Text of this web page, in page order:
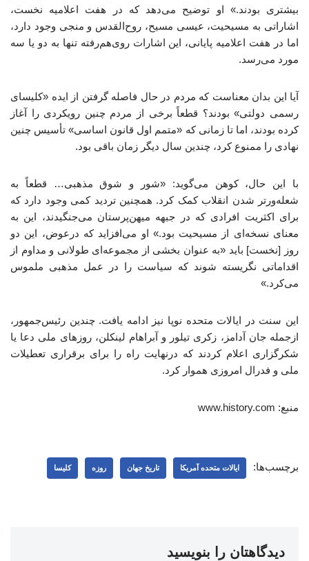
بیشتری بودند.» او توضیح می‌دهد که در هفت اعلامیه نخست،
اشاراتی به مسیحیت، عیسی مسیح، روح‌القدس و منجی وجود دارد،
اما در هفت اعلامیه پایانی، این اشارات روی‌هم‌رفته تنها به دو یا سه
مورد می‌رسد.
آیا این بدان معناست که مردم در حال فاصله گرفتن از ایده «کلیسای
رسمی دولتی» بودند؟ قطعاً برخی از مردم چنین رویکردی را آغاز
کرده بودند، اما تا زمانی که «متمم اول قانون اساسی» تأسیس چنین
نهادی را ممنوع کرد، چندین سال دیگر زمان باقی بود.
با این حال، کوهن می‌گوید: «شور و شوق مذهبی… قطعاً به
شعله‌ورتر شدن انقلاب کمک کرد. همچنین تردید کمی وجود دارد که
برای اکثریت افرادی که در جبهه میهن‌پرستان می‌جنگیدند، این به
معنای نسخه‌ای از مسیحیت بود.» او می‌افزاید که درعوض، این دو
روز [نخست] باید «به عنوان بخشی از مجموعه‌ای طولانی و مداوم از
اقداماتی نگریسته شوند که سیاست را در عمل مذهبی ملموس
می‌کرد.»
این سنت در ایالات متحده نوپا نیز ادامه یافت. چندین رئیس‌جمهور،
ازجمله جان آدامز، زکری تیلور و آبراهام لینکلن، روزهای ملی دعا یا
شکرگزاری اعلام کردند که درنهایت راه را برای برقراری تعطیلات
ملی و فدرال امروزی هموار کرد.
منبع: www.history.com
برچسب‌ها: ایالات متحده آمریکا تاریخ جهان روزه کلیسا
دیدگاهتان را بنویسید